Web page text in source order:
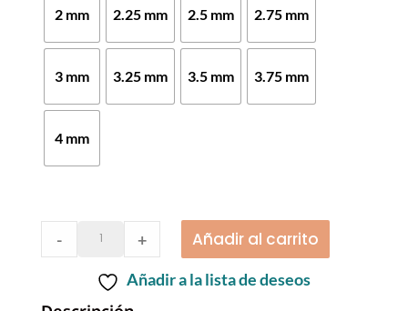
2 mm 2.25 mm 2.5 mm 2.75 mm
3 mm 3.25 mm 3.5 mm 3.75 mm
4 mm
Accesorios
|
- + Añadir al carrito
Añadir a la lista de deseos